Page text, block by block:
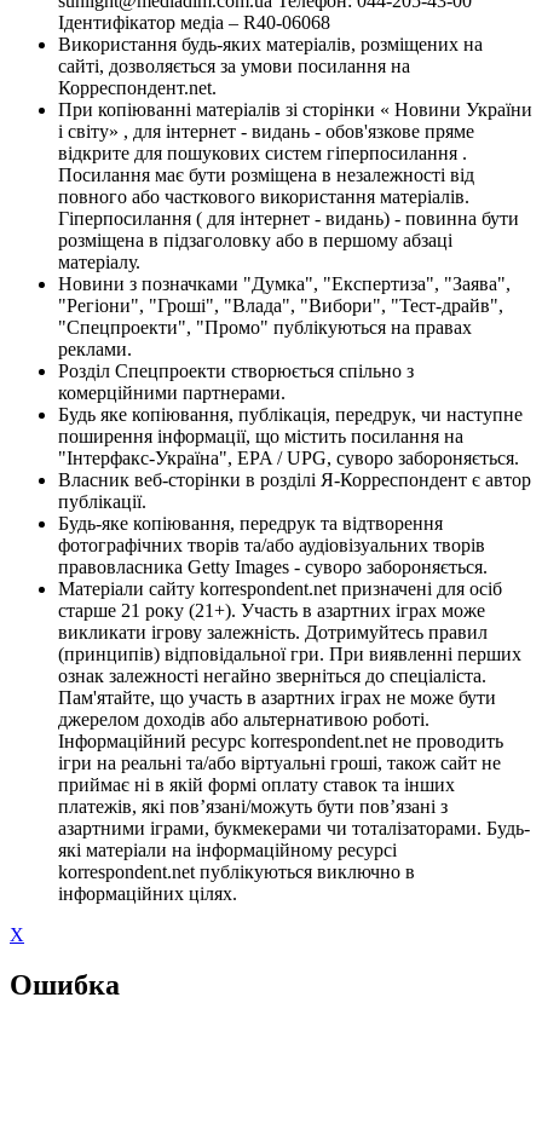
Ідентифікатор медіа – R40-06068
Використання будь-яких матеріалів, розміщених на
сайті, дозволяється за умови посилання на
Корреспондент.net.
При копіюванні матеріалів зі сторінки « Новини України
і світу» , для інтернет - видань - обов'язкове пряме
відкрите для пошукових систем гіперпосилання .
Посилання має бути розміщена в незалежності від
повного або часткового використання матеріалів.
Гіперпосилання ( для інтернет - видань) - повинна бути
розміщена в підзаголовку або в першому абзаці
матеріалу.
Новини з позначками "Думка", "Експертиза", "Заява",
"Регіони", "Гроші", "Влада", "Вибори", "Тест-драйв",
"Спецпроекти", "Промо" публікуються на правах
реклами.
Розділ Спецпроекти створюється спільно з
комерційними партнерами.
Будь яке копіювання, публікація, передрук, чи наступне
поширення інформації, що містить посилання на
"Інтерфакс-Україна", EPA / UPG, суворо забороняється.
Власник веб-сторінки в розділі Я-Корреспондент є автор
публікації.
Будь-яке копіювання, передрук та відтворення
фотографічних творів та/або аудіовізуальних творів
правовласника Getty Images - суворо забороняється.
Матеріали сайту korrespondent.net призначені для осіб
старше 21 року (21+). Участь в азартних іграх може
викликати ігрову залежність. Дотримуйтесь правил
(принципів) відповідальної гри. При виявленні перших
ознак залежності негайно зверніться до спеціаліста.
Пам'ятайте, що участь в азартних іграх не може бути
джерелом доходів або альтернативою роботі.
Інформаційний ресурс korrespondent.net не проводить
ігри на реальні та/або віртуальні гроші, також сайт не
приймає ні в якій формі оплату ставок та інших
платежів, які пов’язані/можуть бути пов’язані з
азартними іграми, букмекерами чи тоталізаторами. Будь-
які матеріали на інформаційному ресурсі
korrespondent.net публікуються виключно в
інформаційних цілях.
X
Ошибка